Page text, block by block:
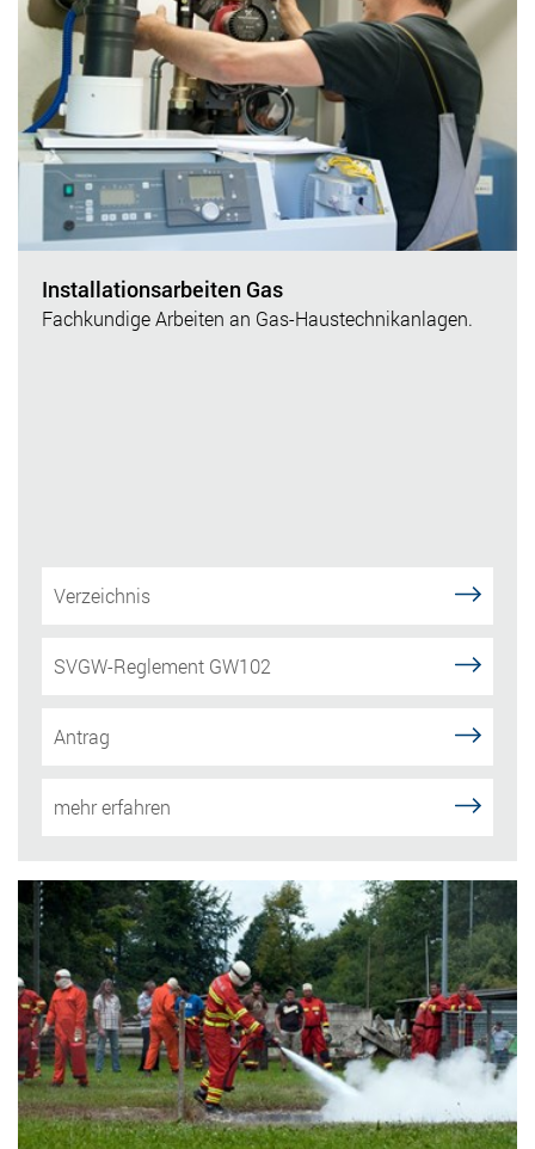
Installationsarbeiten Gas
Fachkundige Arbeiten an Gas-Haustechnikanlagen.
Verzeichnis
SVGW-Reglement GW102
Antrag
mehr erfahren